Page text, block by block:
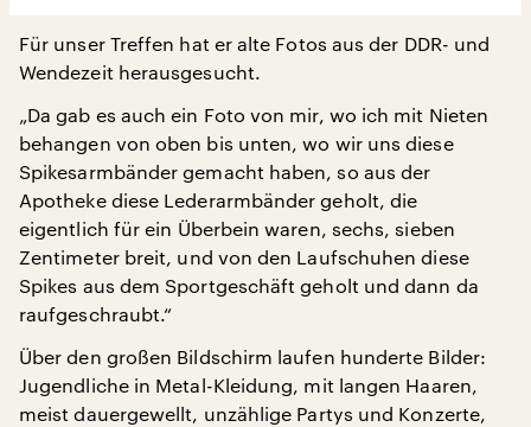
Für unser Treffen hat er alte Fotos aus der DDR- und
Wendezeit herausgesucht.
„Da gab es auch ein Foto von mir, wo ich mit Nieten
behangen von oben bis unten, wo wir uns diese
Spikesarmbänder gemacht haben, so aus der
Apotheke diese Lederarmbänder geholt, die
eigentlich für ein Überbein waren, sechs, sieben
Zentimeter breit, und von den Laufschuhen diese
Spikes aus dem Sportgeschäft geholt und dann da
raufgeschraubt.“
Über den großen Bildschirm laufen hunderte Bilder:
Jugendliche in Metal-Kleidung, mit langen Haaren,
meist dauergewellt, unzählige Partys und Konzerte,